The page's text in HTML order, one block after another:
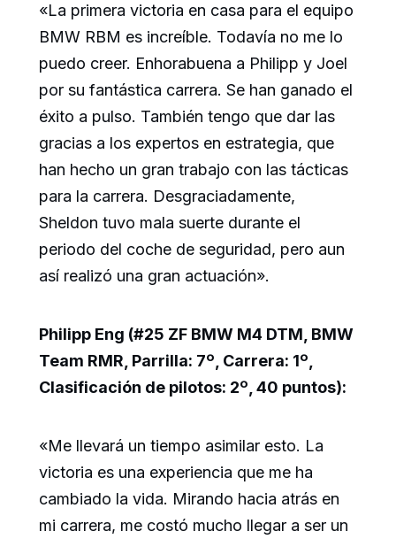
«La primera victoria en casa para el equipo
BMW RBM es increíble. Todavía no me lo
puedo creer. Enhorabuena a Philipp y Joel
por su fantástica carrera. Se han ganado el
éxito a pulso. También tengo que dar las
gracias a los expertos en estrategia, que
han hecho un gran trabajo con las tácticas
para la carrera. Desgraciadamente,
Sheldon tuvo mala suerte durante el
periodo del coche de seguridad, pero aun
así realizó una gran actuación».
Philipp Eng (#25 ZF BMW M4 DTM, BMW
Team RMR, Parrilla: 7º, Carrera: 1º,
Clasificación de pilotos: 2º, 40 puntos):
«Me llevará un tiempo asimilar esto. La
victoria es una experiencia que me ha
cambiado la vida. Mirando hacia atrás en
mi carrera, me costó mucho llegar a ser un